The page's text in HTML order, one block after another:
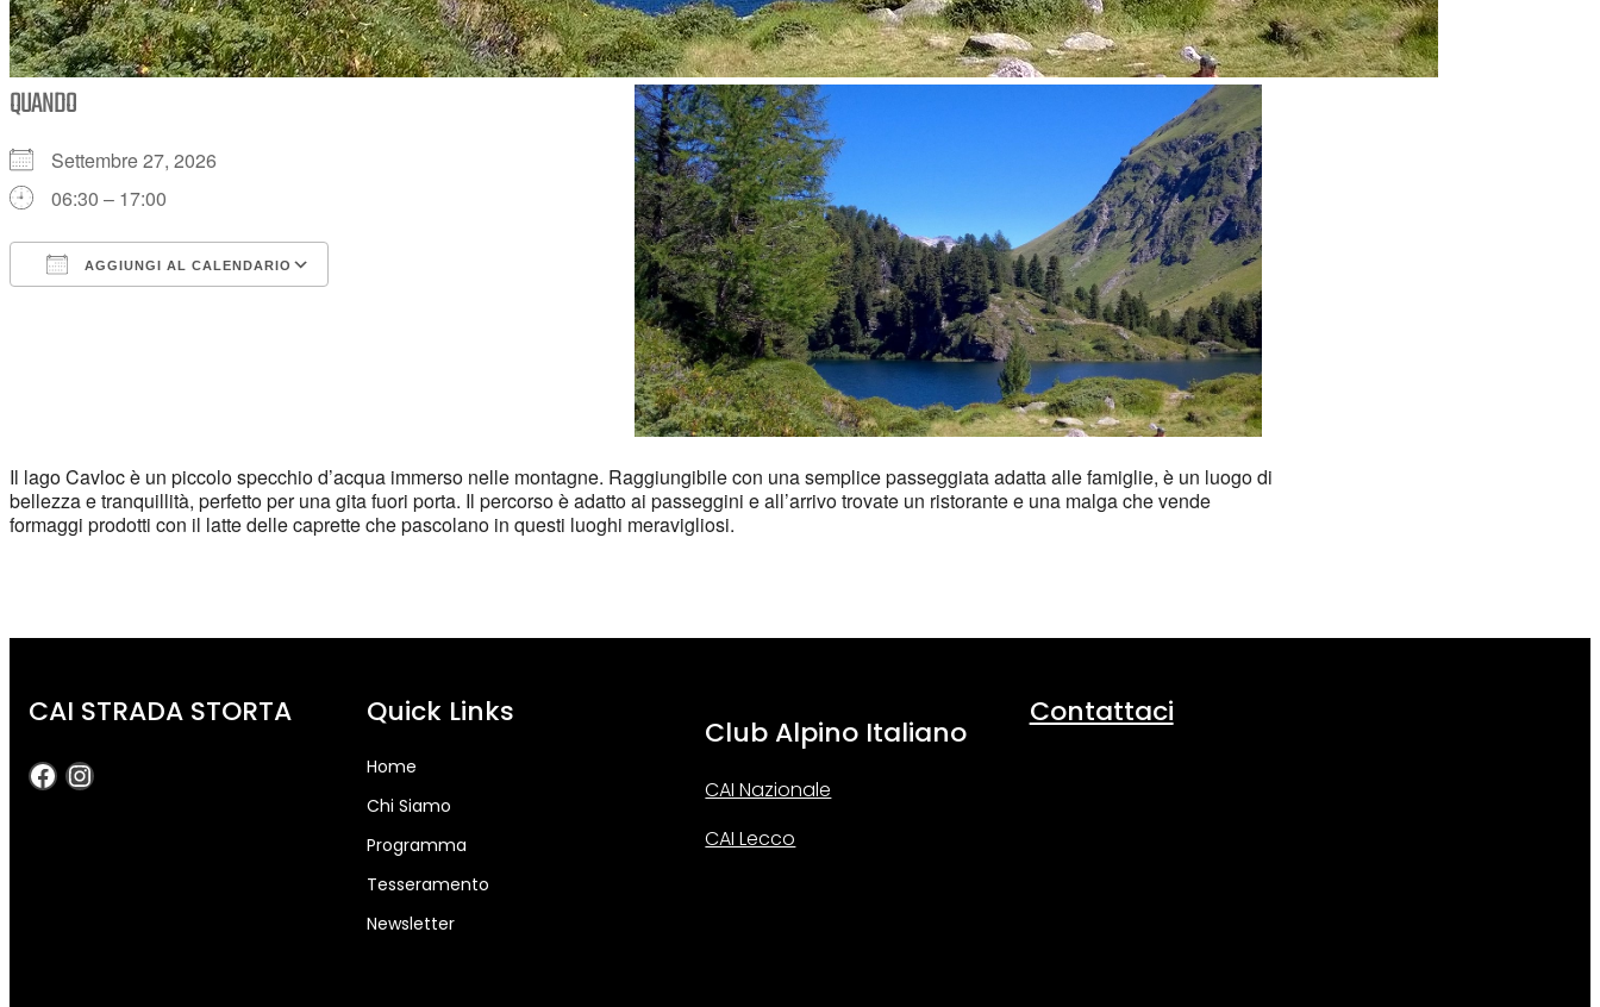
QUANDO
Settembre 27, 2026
06:30 – 17:00
AGGIUNGI AL CALENDARIO
iCalendar Office 365 Outlook Live
Il lago Cavloc è un piccolo specchio d’acqua immerso nelle montagne. Raggiungibile con una semplice passeggiata adatta alle famiglie, è un luogo di
bellezza e tranquillità, perfetto per una gita fuori porta. Il percorso è adatto ai passeggini e all’arrivo trovate un ristorante e una malga che vende
formaggi prodotti con il latte delle caprette che pascolano in questi luoghi meravigliosi.
CAI STRADA STORTA Quick Links
Home
Chi Siamo
Programma
Tesseramento
Newsletter
Club Alpino Italiano
CAI Nazionale
CAI Lecco
Contattaci